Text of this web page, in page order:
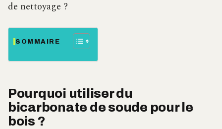
de nettoyage ?
SOMMAIRE
Pourquoi utiliser du
bicarbonate de soude pour le
bois ?